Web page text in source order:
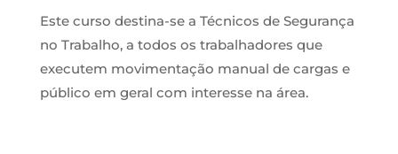
Este curso destina-se a Técnicos de Segurança
no Trabalho, a todos os trabalhadores que
executem movimentação manual de cargas e
público em geral com interesse na área.